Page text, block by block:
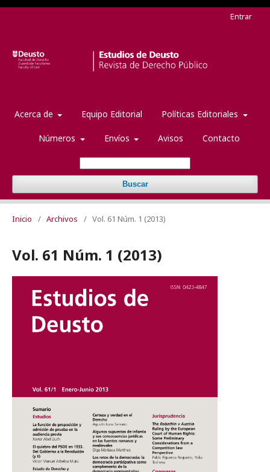
Acerca de Equipo Editorial Políticas Editoriales
Números Envíos Avisos Contacto
Buscar
Entrar
Inicio / Archivos / Vol. 61 Núm. 1 (2013)
Vol. 61 Núm. 1 (2013)